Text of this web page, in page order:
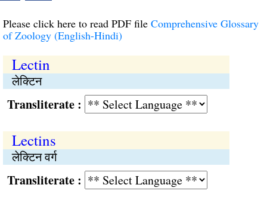
Please click here to read PDF file Comprehensive Glossary
of Zoology (English-Hindi)
Lectin
लेक्टिन
:
Lectins
लेक्टिन वर्ग
: